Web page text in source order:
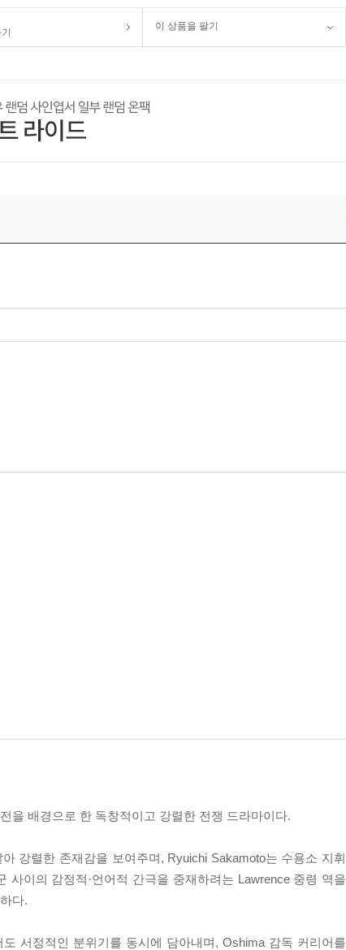
이 상품을 팔기
을 배경으로 한 독창적이고 강렬한 전쟁 드라마이다.
강렬한 존재감을 보여주며, Ryuichi Sakamoto는 수용소 지휘
이의 감정적·언어적 간극을 중재하려는 Lawrence 중령 역을
다.
서정적인 분위기를 동시에 담아내며, Oshima 감독 커리어를